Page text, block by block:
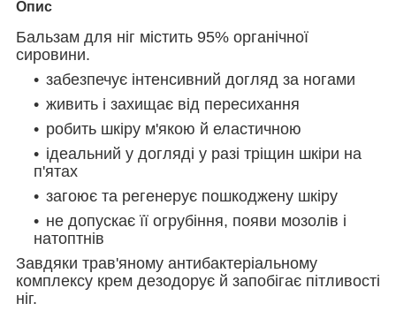
Опис
Бальзам для ніг містить 95% органічної
сировини.
забезпечує інтенсивний догляд за ногами
живить і захищає від пересихання
робить шкіру м'якою й еластичною
ідеальний у догляді у разі тріщин шкіри на
п'ятах
загоює та регенерує пошкоджену шкіру
не допускає її огрубіння, появи мозолів і
натоптнів
Завдяки трав'яному антибактеріальному
комплексу крем дезодорує й запобігає пітливості
ніг.